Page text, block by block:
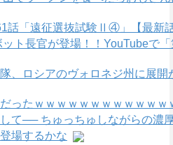
話「遠征選抜試験Ⅱ④」【最新
ット長官が登場！！YouTubeで
、ロシアのヴォロネジ州に展
ったｗｗｗｗｗｗｗｗｗｗｗｗ
て── ちゅっちゅしながらの濃
場するかな